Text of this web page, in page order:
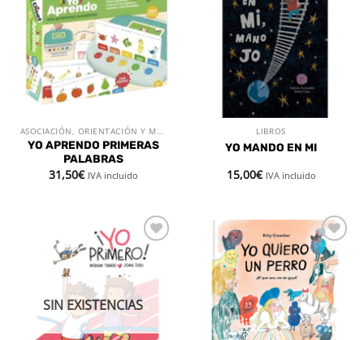
a la
lista de
deseos
ASOCIACIÓN, ORIENTACIÓN Y MEMORIA
YO APRENDO PRIMERAS
PALABRAS
31,50€ IVA incluido
lista de
deseos
LIBROS
YO MANDO EN MI
15,00€ IVA incluido
Añadir
a la
deseos
SIN EXISTENCIAS
Añadir
a la
lista de
deseos